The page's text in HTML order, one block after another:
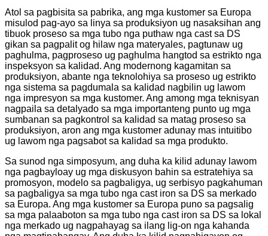
Atol sa pagbisita sa pabrika, ang mga kustomer sa Europa
misulod pag-ayo sa linya sa produksiyon ug nasaksihan ang
tibuok proseso sa mga tubo nga puthaw nga cast sa DS
gikan sa pagpalit og hilaw nga materyales, pagtunaw ug
paghulma, pagproseso ug paghulma hangtod sa estrikto nga
inspeksyon sa kalidad. Ang modernong kagamitan sa
produksiyon, abante nga teknolohiya sa proseso ug estrikto
nga sistema sa pagdumala sa kalidad nagbilin ug lawom
nga impresyon sa mga kustomer. Ang among mga teknisyan
nagpaila sa detalyado sa mga importanteng punto ug mga
sumbanan sa pagkontrol sa kalidad sa matag proseso sa
produksiyon, aron ang mga kustomer adunay mas intuitibo
ug lawom nga pagsabot sa kalidad sa mga produkto.
Sa sunod nga simposyum, ang duha ka kilid adunay lawom
nga pagbayloay ug mga diskusyon bahin sa estratehiya sa
promosyon, modelo sa pagbaligya, ug serbisyo pagkahuman
sa pagbaligya sa mga tubo nga cast iron sa DS sa merkado
sa Europa. Ang mga kustomer sa Europa puno sa pagsalig
sa mga palaaboton sa mga tubo nga cast iron sa DS sa lokal
nga merkado ug nagpahayag sa ilang lig-on nga kahanda